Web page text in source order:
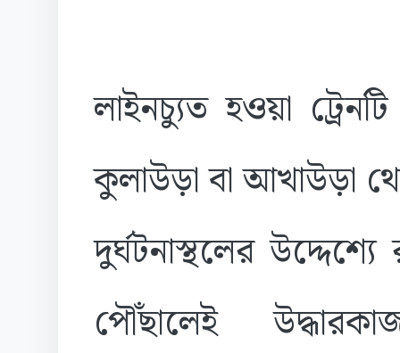
লাইনচ্যুত হওয়া
কুলাউড়া বা আখাউড়া
দুর্ঘটনাস্থলের
পৌঁছালেই